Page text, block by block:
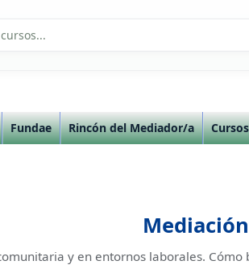
Fundae Rincón del Mediador/a
Mediación
y en entornos laborales.